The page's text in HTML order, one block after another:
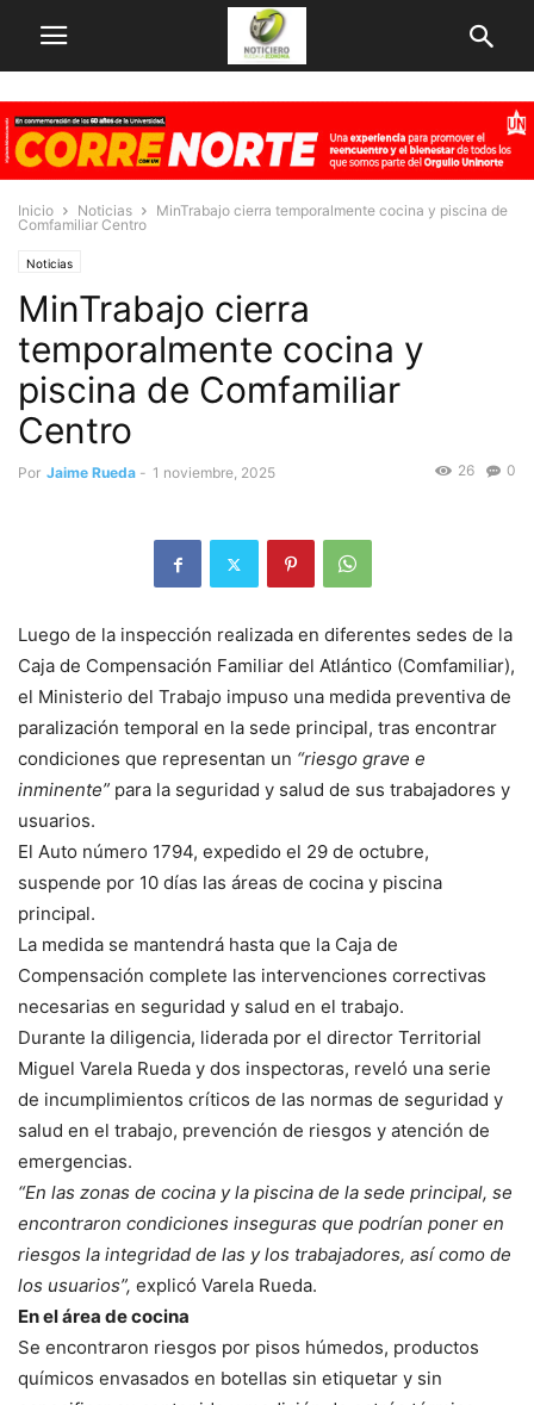
Inicio Noticias
MinTrabajo cierra temporalmente cocina y piscina de
Comfamiliar Centro
Noticias
MinTrabajo cierra
temporalmente cocina y
piscina de Comfamiliar
Centro
Por Jaime Rueda - 1 noviembre, 2025 0
26
Luego de la inspección realizada en diferentes sedes de la
Caja de Compensación Familiar del Atlántico (Comfamiliar),
el Ministerio del Trabajo impuso una medida preventiva de
paralización temporal en la sede principal, tras encontrar
condiciones que representan un “riesgo grave e
inminente” para la seguridad y salud de sus trabajadores y
usuarios.
El Auto número 1794, expedido el 29 de octubre,
suspende por 10 días las áreas de cocina y piscina
principal.
La medida se mantendrá hasta que la Caja de
Compensación complete las intervenciones correctivas
necesarias en seguridad y salud en el trabajo.
Durante la diligencia, liderada por el director Territorial
Miguel Varela Rueda y dos inspectoras, reveló una serie
de incumplimientos críticos de las normas de seguridad y
salud en el trabajo, prevención de riesgos y atención de
emergencias.
“En las zonas de cocina y la piscina de la sede principal, se
encontraron condiciones inseguras que podrían poner en
riesgos la integridad de las y los trabajadores, así como de
los usuarios”, explicó Varela Rueda.
En el área de cocina
Se encontraron riesgos por pisos húmedos, productos
químicos envasados en botellas sin etiquetar y sin